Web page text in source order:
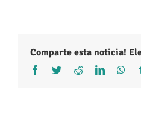
Comparte esta noticia!
Facebook
TwitterRedditLinkedIn